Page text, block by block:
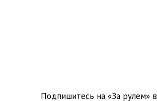
Подпишитесь на «За рулем» в